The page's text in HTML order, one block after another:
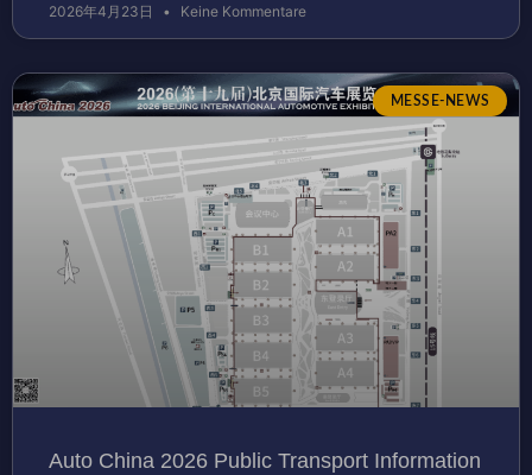
2026年4月23日 Keine Kommentare
MESSE-NEWS
Auto China 2026 Public Transport Information